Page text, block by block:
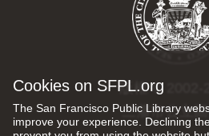
Cookies on SFPL.org
The San Francisco Public Library
improve your experience. Declining
版權 © 2002-
三藩市公立